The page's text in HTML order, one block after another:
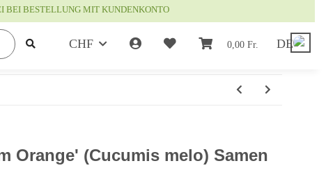
BEI BESTELLUNG MIT KUNDENKONTO
CHF 0,00 Fr. DE
Orange' (Cucumis melo) Samen